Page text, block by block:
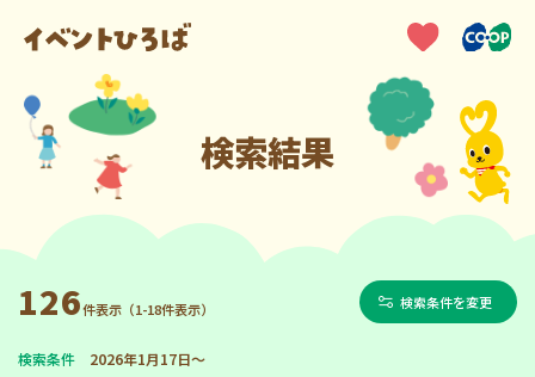
検索結果
126件表示（1-18件表示） 検索条件を変更
検索条件 2026年1月17日～